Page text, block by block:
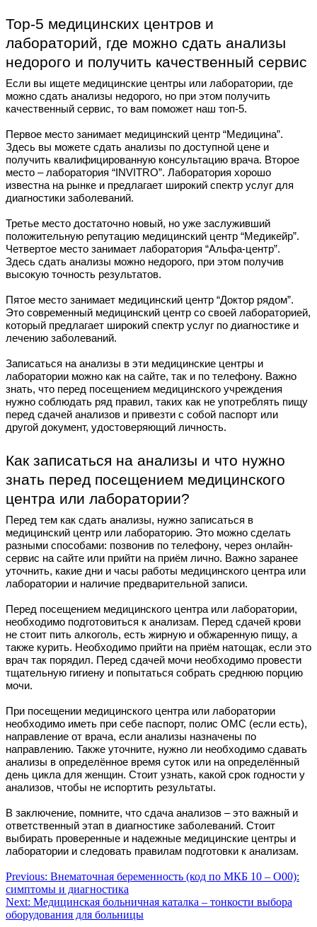
Top-5 медицинских центров и
лабораторий, где можно сдать анализы
недорого и получить качественный сервис
Если вы ищете медицинские центры или лаборатории, где
можно сдать анализы недорого, но при этом получить
качественный сервис, то вам поможет наш топ-5.
Первое место занимает медицинский центр “Медицина”.
Здесь вы можете сдать анализы по доступной цене и
получить квалифицированную консультацию врача. Второе
место – лаборатория “INVITRO”. Лаборатория хорошо
известна на рынке и предлагает широкий спектр услуг для
диагностики заболеваний.
Третье место достаточно новый, но уже заслуживший
положительную репутацию медицинский центр “Медикейр”.
Четвертое место занимает лаборатория “Альфа-центр”.
Здесь сдать анализы можно недорого, при этом получив
высокую точность результатов.
Пятое место занимает медицинский центр “Доктор рядом”.
Это современный медицинский центр со своей лабораторией,
который предлагает широкий спектр услуг по диагностике и
лечению заболеваний.
Записаться на анализы в эти медицинские центры и
лаборатории можно как на сайте, так и по телефону. Важно
знать, что перед посещением медицинского учреждения
нужно соблюдать ряд правил, таких как не употреблять пищу
перед сдачей анализов и привезти с собой паспорт или
другой документ, удостоверяющий личность.
Как записаться на анализы и что нужно
знать перед посещением медицинского
центра или лаборатории?
Перед тем как сдать анализы, нужно записаться в
медицинский центр или лабораторию. Это можно сделать
разными способами: позвонив по телефону, через онлайн-
сервис на сайте или прийти на приём лично. Важно заранее
уточнить, какие дни и часы работы медицинского центра или
лаборатории и наличие предварительной записи.
Перед посещением медицинского центра или лаборатории,
необходимо подготовиться к анализам. Перед сдачей крови
не стоит пить алкоголь, есть жирную и обжаренную пищу, а
также курить. Необходимо прийти на приём натощак, если это
врач так порядил. Перед сдачей мочи необходимо провести
тщательную гигиену и попытаться собрать среднюю порцию
мочи.
При посещении медицинского центра или лаборатории
необходимо иметь при себе паспорт, полис ОМС (если есть),
направление от врача, если анализы назначены по
направлению. Также уточните, нужно ли необходимо сдавать
анализы в определённое время суток или на определённый
день цикла для женщин. Стоит узнать, какой срок годности у
анализов, чтобы не испортить результаты.
В заключение, помните, что сдача анализов – это важный и
ответственный этап в диагностике заболеваний. Стоит
выбирать проверенные и надежные медицинские центры и
лаборатории и следовать правилам подготовки к анализам.
Навигация
по
записям
Previous: Внематочная беременность (код по МКБ 10 – О00):
симптомы и диагностика
Next: Медицинская больничная каталка – тонкости выбора
оборудования для больницы